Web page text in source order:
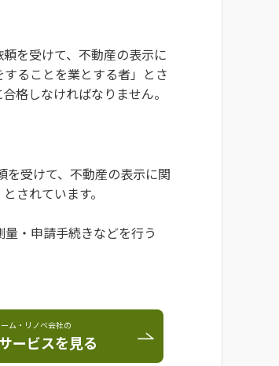
を受けて、不動産の表示に
ることを業とする者」とさ
格しなければなりません。
を受けて、不動産の表示に関
されています。
・申請手続きなどを行う
ム・リノベ会社の
ービスを見る